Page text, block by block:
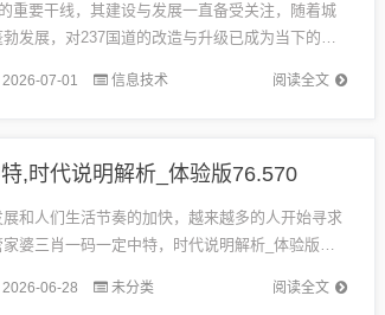
重要干线，其建设与发展一直备受关注，随着城
发展，对237国道的改造与升级已成为当下的热
道的最新计划，阐述个人的一些观点，并...
阅读全文
2026-07-01 信息技术
,时代说明解析_体验版76.570
和人们生活节奏的加快，越来越多的人开始寻求
婆三肖一码一定中特，时代说明解析_体验版
个全新的管理工具。本文将详细介绍这...
阅读全文
2026-06-28 未分类